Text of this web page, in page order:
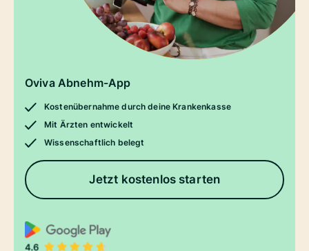
Oviva Abnehm-App
Kostenübernahme durch deine Krankenkasse
Mit Ärzten entwickelt
Wissenschaftlich belegt
Jetzt kostenlos starten